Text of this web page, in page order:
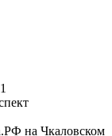
на Чкаловском